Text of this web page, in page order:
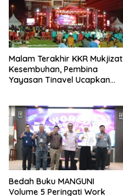
Malam Terakhir KKR Mukjizat
Kesembuhan, Pembina
Yayasan Tinavel Ucapkan
Bedah Buku MANGUNI
Volume 5 Peringati Work